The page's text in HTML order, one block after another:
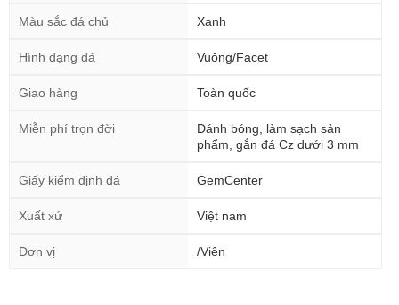
Màu sắc đá chủ Xanh
Hình dạng đá Vuông/Facet
Giao hàng Toàn quốc
Miễn phí trọn đời
Đánh bóng, làm sạch sản
phẩm, gắn đá Cz dưới 3 mm
Giấy kiểm định đá GemCenter
Xuất xứ Việt nam
Đơn vị /Viên